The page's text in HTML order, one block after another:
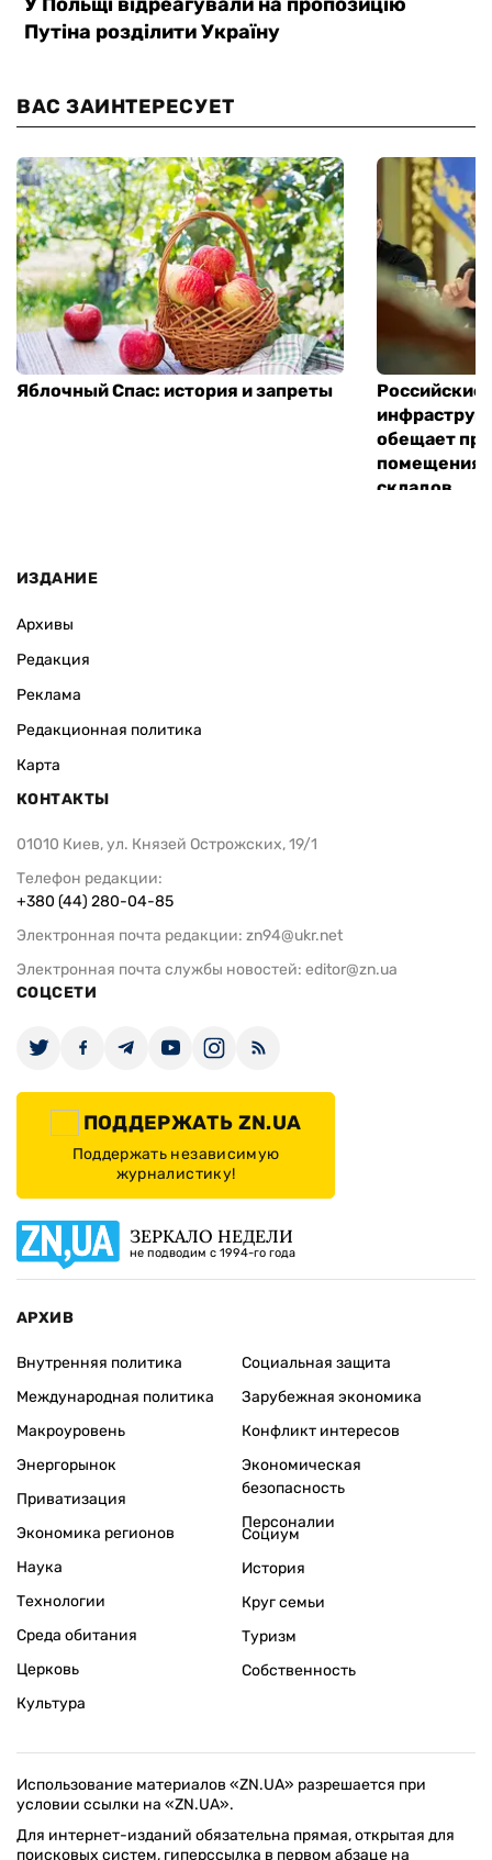
ВАС ЗАИНТЕРЕСУЕТ
Яблочный Спас: история и запреты
Российские
обещает
помещения
складов
ИЗДАНИЕ
Архивы
Редакция
Реклама
Редакционная политика
Карта
КОНТАКТЫ
01010 Киев, ул. Князей Острожских, 19/1
Телефон редакции:
+380 (44) 280-04-85
Электронная почта редакции: zn94@ukr.net
Электронная почта службы новостей: editor@zn.ua
СОЦСЕТИ
ПОДДЕРЖАТЬ ZN.UA
Поддержать независимую
журналистику!
ЗЕРКАЛО НЕДЕЛИ
не подводим с 1994-го года
АРХИВ
Внутренняя политика
Международная политика
Макроуровень
Энергорынок
Приватизация
Экономика регионов
Социальная защита
Зарубежная экономика
Конфликт интересов
Экономическая
безопасность
Персоналии
Наука
Технологии
Среда обитания
Церковь
Культура
Социум
История
Круг семьи
Туризм
Собственность
Использование материалов «ZN.UA» разрешается при
условии ссылки на «ZN.UA».
Для интернет-изданий обязательна прямая, открытая для
поисковых систем, гиперссылка в первом абзаце на